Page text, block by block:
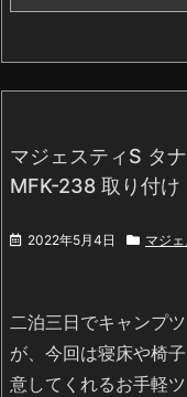
マジェスティS タ
MFK-238 取り付け
2022年5月4日 マジ
二泊三日でキャンプ
が、今回は寝床や椅
意してくれるお手軽